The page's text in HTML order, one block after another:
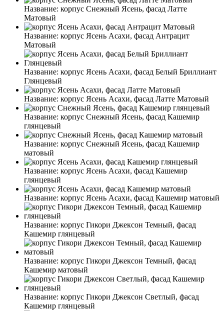
Название: корпус Снежный Ясень, фасад Латте
Матовый
Название: корпус Ясень Асахи, фасад Антрацит
Матовый
Название: корпус Ясень Асахи, фасад Белый Бриллиант
Глянцевый
Название: корпус Ясень Асахи, фасад Латте Матовый
Название: корпус Снежный Ясень, фасад Кашемир
глянцевый
Название: корпус Снежный Ясень, фасад Кашемир
матовый
Название: корпус Ясень Асахи, фасад Кашемир
глянцевый
Название: корпус Ясень Асахи, фасад Кашемир матовый
Название: корпус Гикори Джексон Темный, фасад
Кашемир глянцевый
Название: корпус Гикори Джексон Темный, фасад
Кашемир матовый
Название: корпус Гикори Джексон Светлый, фасад
Кашемир глянцевый